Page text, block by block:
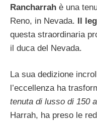
Rancharrah è una
Reno, in Nevada. Il
questa straordinaria
il duca del Nevada.
La sua dedizione
l’eccellenza ha
tenuta di lusso di 150
Harrah, ha preso le